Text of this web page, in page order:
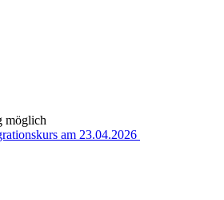
möglich
am 23.04.2026